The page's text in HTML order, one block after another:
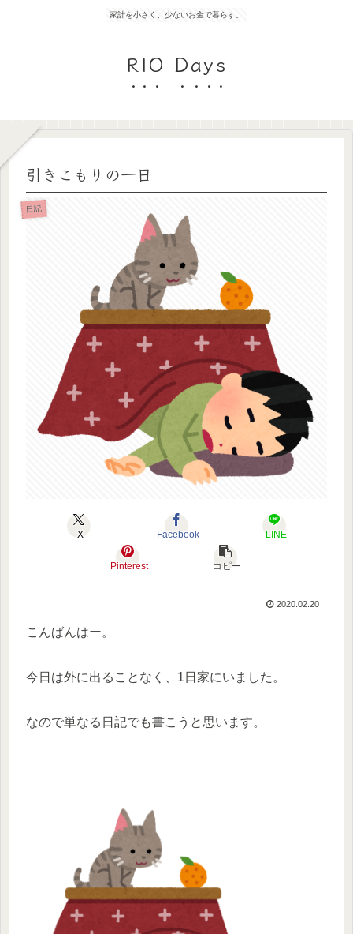
家計を小さく、少ないお金で暮らす。
RIO Days
引きこもりの一日
日記
X Facebook LINE
Pinterest コピー
2020.02.20
こんばんはー。
今日は外に出ることなく、1日家にいました。
なので単なる日記でも書こうと思います。